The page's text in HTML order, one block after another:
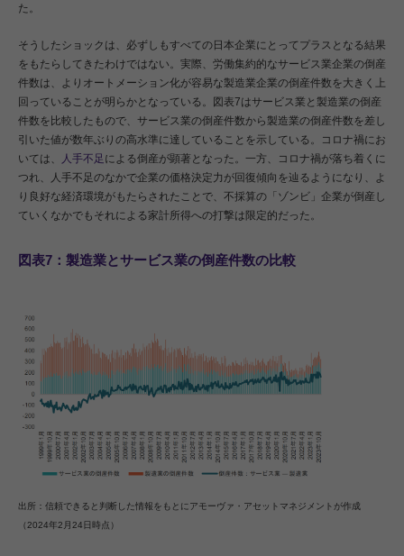
た。
そうしたショックは、必ずしもすべての日本企業にとってプラスとなる結果
をもたらしてきたわけではない。実際、労働集約的なサービス業企業の倒産
件数は、よりオートメーション化が容易な製造業企業の倒産件数を大きく上
回っていることが明らかとなっている。図表7はサービス業と製造業の倒産
件数を比較したもので、サービス業の倒産件数から製造業の倒産件数を差し
引いた値が数年ぶりの高水準に達していることを示している。コロナ禍にお
いては、
人手不足 による倒産が顕著となった。一方、コロナ禍が落ち着くに
つれ、人手不足のなかで企業の価格決定力が回復傾向を辿るようになり、よ
り良好な経済環境がもたらされたことで、不採算の「ゾンビ」企業が倒産し
ていくなかでもそれによる家計所得への打撃は限定的だった。
図表7：製造業とサービス業の倒産件数の比較
出所：信頼できると判断した情報をもとにアモーヴァ・アセットマネジメントが作成
（2024年2月24日時点）